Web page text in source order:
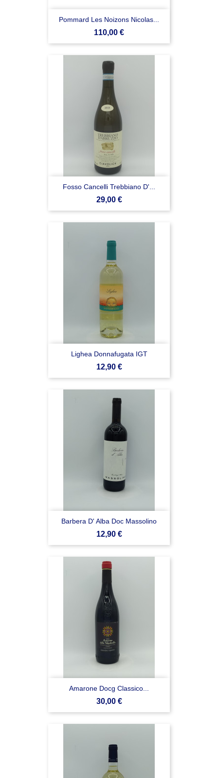
Pommard Les Noizons Nicolas...
Prezzo
110,00 €
Fosso Cancelli Trebbiano D'...
Prezzo
29,00 €
Lighea Donnafugata IGT
Prezzo
12,90 €
Barbera D' Alba Doc Massolino
Prezzo
12,90 €
Amarone Docg Classico...
Prezzo
30,00 €